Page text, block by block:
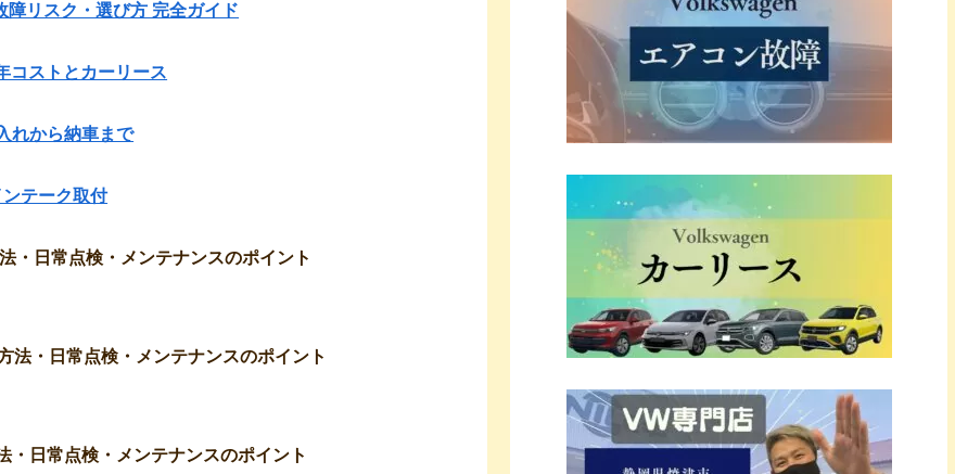
リスク・選び方 完全ガイド
コストとカーリース
れから納車まで
テーク取付
・日常点検・メンテナンスのポイント
法・日常点検・メンテナンスのポイント
日常点検・メンテナンスのポイント